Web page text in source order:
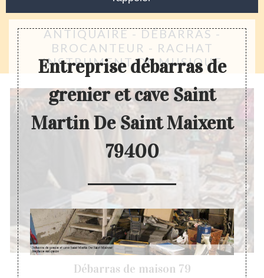
ANTIQUAIRE - DÉBARRAS -
BROCANTEUR - RACHAT
INSTRUMENT DE MUSIQUE
Débarras de maison 79
Entreprise débarras de
grenier et cave Saint
Martin De Saint Maixent
79400